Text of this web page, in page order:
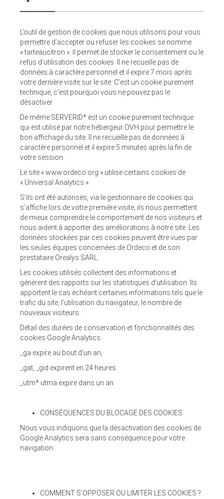
L’outil de gestion de cookies que nous utilisons pour vous
permettre d’accepter ou refuser les cookies se nomme
« tarteaucitron ». Il permet de stocker le consentement ou le
refus d’utilisation des cookies. Il ne recueille pas de
données à caractère personnel et il expire 7 mois après
votre dernière visite sur le site. C’est un cookie purement
technique, c’est pourquoi vous ne pouvez pas le
désactiver.
De même SERVERID* est un cookie purement technique
qui est utilisé par notre hébergeur OVH pour permettre le
bon affichage du site. Il ne recueille pas de données à
caractère personnel et il expire 5 minutes après la fin de
votre session.
Le site « www.ordeco.org » utilise certains cookies de
« Universal Analytics ».
S’ils ont été autorisés, via le gestionnaire de cookies qui
s’affiche lors de votre première visite, ils nous permettent
de mieux comprendre le comportement de nos visiteurs et
nous aident à apporter des améliorations à notre site. Les
données stockées par ces cookies peuvent être vues par
les seules équipes concernées de Ordeco et de son
prestataire Orealys SARL.
Les cookies utilisés collectent des informations et
génèrent des rapports sur les statistiques d’utilisation. Ils
apportent le cas échéant certaines informations tels que le
trafic du site, l'utilisation du navigateur, le nombre de
nouveaux visiteurs.
Détail des durées de conservation et fonctionnalités des
cookies Google Analytics :
_ga expire au bout d’un an,
_gat, _gid expirent en 24 heures
_utm* utma expire dans un an
CONSÉQUENCES DU BLOCAGE DES COOKIES
Nous vous indiquons que la désactivation des cookies de
Google Analytics sera sans conséquence pour votre
navigation.
COMMENT S’OPPOSER OU LIMITER LES COOKIES ?